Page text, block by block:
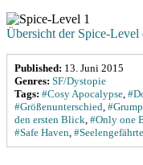
Übersicht der Spice-Level
Published: 13. Juni 2015
Genres: SF/Dystopie
Tags: #Cosy Apocalypse,
#Größenunterschied,
den ersten Blick, #Only one
#Safe Haven,